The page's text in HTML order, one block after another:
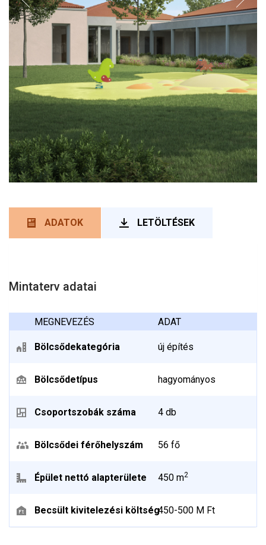
Információs lapok
ADATOK LETÖLTÉSEK
Mintaterv adatai
MEGNEVEZÉS ADAT
Bölcsődekategória új építés
Bölcsődetípus hagyományos
Csoportszobák száma 4 db
Bölcsődei férőhelyszám 56 fő
Épület nettó alapterülete 450 m2
Becsült kivitelezési költség450-500 M Ft